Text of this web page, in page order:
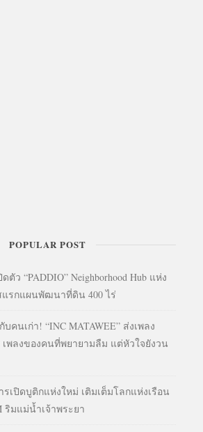
POPULAR POST
ตัว “PADDIO” Neighborhood Hub แห่ง
รกแผนพัฒนาที่ดิน 400 ไร่
คนเก่า! “INC MATAWEE” ส่งเพลง
เพลงของคนที่พยายามลืม แต่หัวใจยังวน
รเปิดบูติกแห่งใหม่ เติมเต็มโลกแห่งเรือน
ริมแม่น้ำเจ้าพระยา